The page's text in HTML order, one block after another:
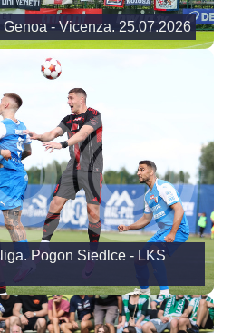
- Vicenza. 25.07.2026
Pogon Siedlce - LKS